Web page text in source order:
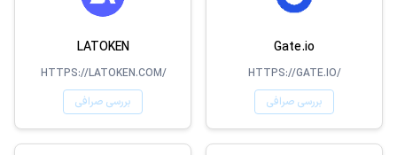
Gate.io
HTTPS://GATE.IO/
بررسی صرافی
LATOKEN
HTTPS://LATOKEN.COM/
بررسی صرافی